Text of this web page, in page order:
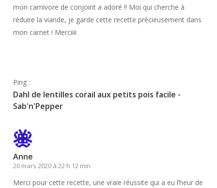
mon carnivore de conjoint a adoré !! Moi qui cherche à
réduire la viande, je garde cette recette précieusement dans
mon carnet ! Merciiii
Ping :
Dahl de lentilles corail aux petits pois facile -
Sab'n'Pepper
Anne
20 mars 2020 à 22 h 12 min
Merci pour cette recette, une vraie réussite qui a eu l’heur de